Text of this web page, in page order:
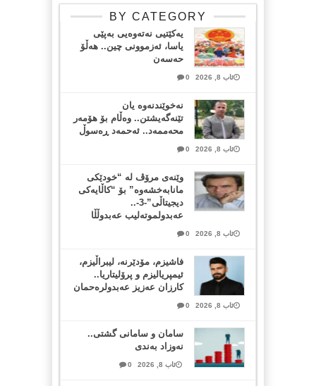
BY CATEGORY
یەکێتیی نەتەوەیی بەپێی
یاسا، ئەزموونی چین.. هەڵۆ
حەسەن
ئاب 8, 2026 0
نەخوێندنەوە یان
تێنەگەیشتن.. وەڵام بۆ هۆمەر
محەممەد.. ئەحمەد ڕەسوڵ
ئاب 8, 2026 0
وێنەی مرۆڤ لە “خودێکی
مانابەخشەوە” بۆ “کاڵایەکی
دیجیتاڵی”-3-..
عەبدولموتەلیب عەبدوڵڵا
ئاب 8, 2026 0
فاشیزم، مۆدێرنە، لیبراڵیزم،
ئیمپریالیزم و پرۆلیتاریا..
کارزان عەزیز عەبدولرەحمان
ئاب 8, 2026 0
سامان و سامانی گشتی..
نەوزاد بەندی
ئاب 8, 2026 0